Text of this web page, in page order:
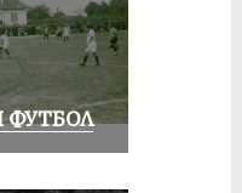
ФУТБОЛ